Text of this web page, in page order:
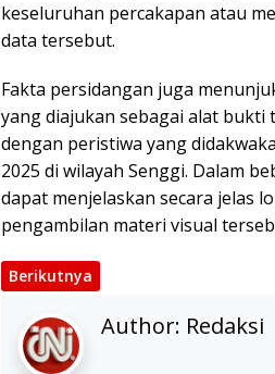
keseluruhan percakapan atau
data tersebut.
Fakta persidangan juga
yang diajukan sebagai alat
dengan peristiwa yang
2025 di wilayah Senggi. Dalam
dapat menjelaskan secara jelas
pengambilan materi visual
Berikutnya
Author: Redaksi